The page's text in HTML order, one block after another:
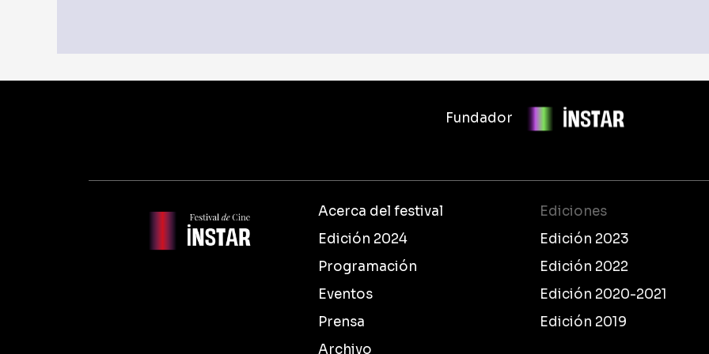
Fundador
Acerca del festival
Edición 2024
Programación
Eventos
Prensa
Archivo
Ediciones
Edición 2023
Edición 2022
Edición 2020-2021
Edición 2019